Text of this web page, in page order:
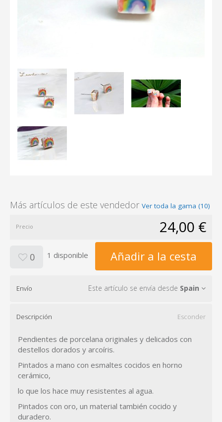
Más artículos de este vendedor Ver toda la gama (10)
Precio 24,00 €
0 1 disponible Añadir a la cesta
Envío Este artículo se envía desde Spain
Descripción Esconder
Pendientes de porcelana originales y delicados con
destellos dorados y arcoíris.
Pintados a mano con esmaltes cocidos en horno
cerámico,
lo que los hace muy resistentes al agua.
Pintados con oro, un material también cocido y
duradero.